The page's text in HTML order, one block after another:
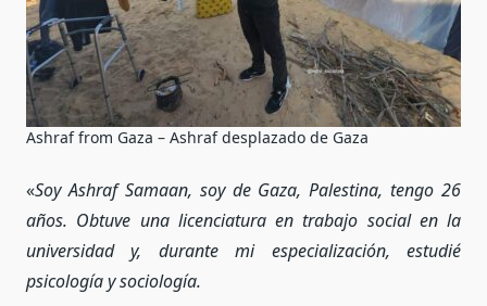
Ashraf from Gaza – Ashraf desplazado de Gaza
«Soy Ashraf Samaan, soy de Gaza, Palestina, tengo 26
años. Obtuve una licenciatura en trabajo social en la
universidad y, durante mi especialización, estudié
psicología y sociología.